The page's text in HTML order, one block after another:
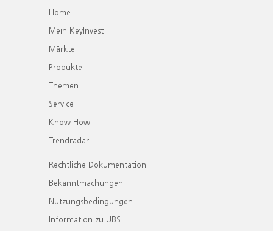
Home
Mein KeyInvest
Märkte
Produkte
Themen
Service
Know How
Trendradar
Rechtliche Dokumentation
Bekanntmachungen
Nutzungsbedingungen
Information zu UBS